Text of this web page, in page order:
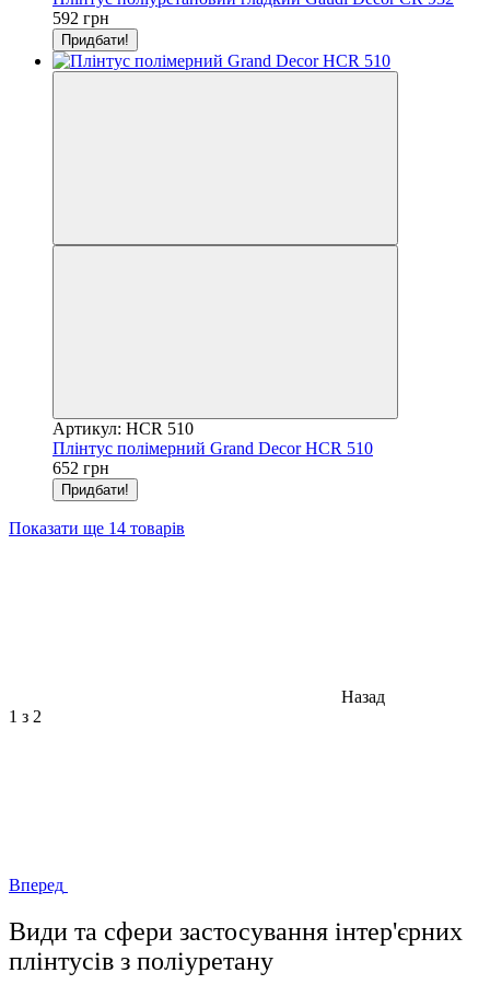
592 грн
Придбати!
Артикул: HCR 510
Плінтус полімерний Grand Decor HCR 510
652 грн
Придбати!
Показати ще 14 товарів
Назад
1 з 2
Вперед
Види та сфери застосування інтер'єрних
плінтусів з поліуретану